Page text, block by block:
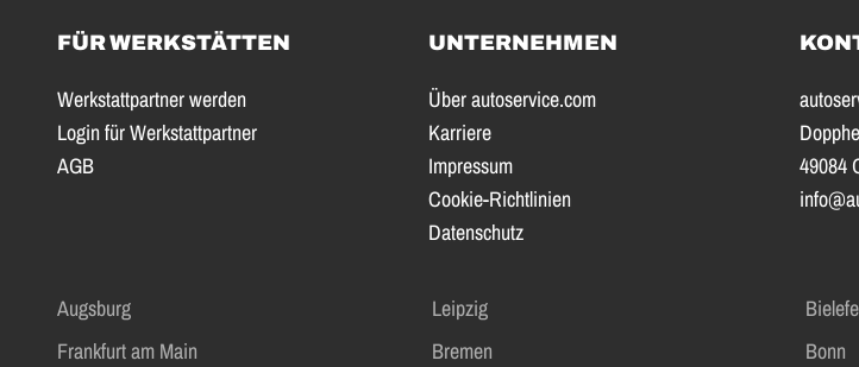
FÜR WERKSTÄTTEN
Werkstattpartner werden
Login für Werkstattpartner
AGB
UNTERNEHMEN
Über autoservice.com
Karriere
Impressum
Cookie-Richtlinien
Datenschutz
49084
Augsburg Leipzig
Frankfurt am Main
Bremen
Bonn